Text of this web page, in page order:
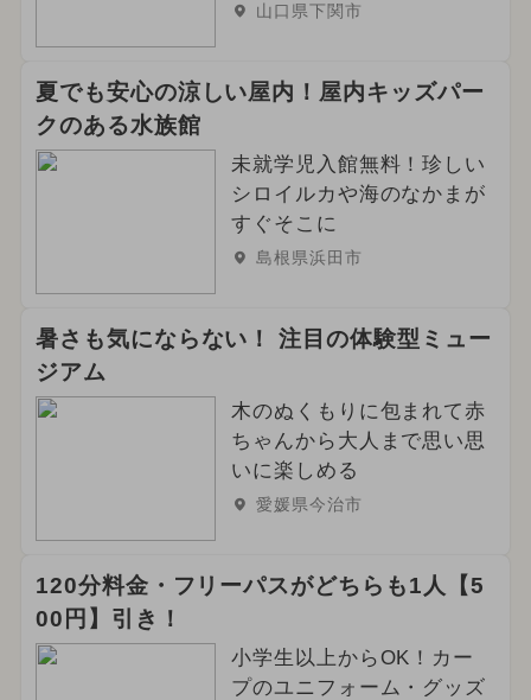
山口県下関市
夏でも安心の涼しい屋内！屋内キッズパー
クのある水族館
未就学児入館無料！珍しい
シロイルカや海のなかまが
すぐそこに
島根県浜田市
暑さも気にならない！ 注目の体験型ミュー
ジアム
木のぬくもりに包まれて赤
ちゃんから大人まで思い思
いに楽しめる
愛媛県今治市
120分料金・フリーパスがどちらも1人【5
00円】引き！
小学生以上からOK！カー
プのユニフォーム・グッズ